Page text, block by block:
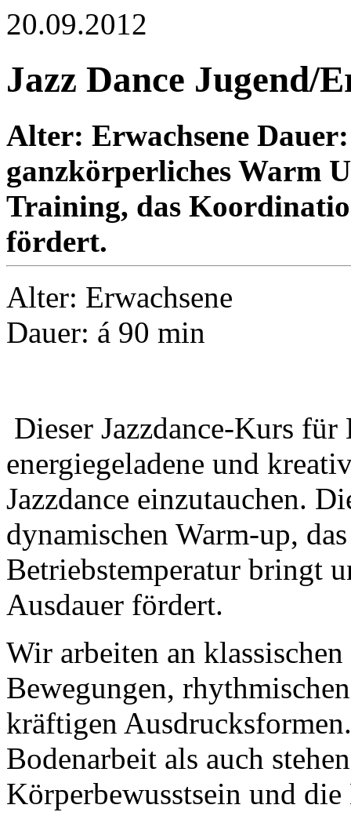
20.09.2012
Jazz Dance Jugend/
Alter: Erwachsene
ganzkörperliches Warm
Training, das
fördert.
Alter: Erwachsene
Dauer: á 90 min
Dieser Jazzdance-Kurs für
energiegeladene und
Jazzdance einzutauchen.
dynamischen Warm-up,
Betriebstemperatur bringt
Ausdauer fördert.
Wir arbeiten an
Bewegungen,
kräftigen
Bodenarbeit als auch
Körperbewusstsein und